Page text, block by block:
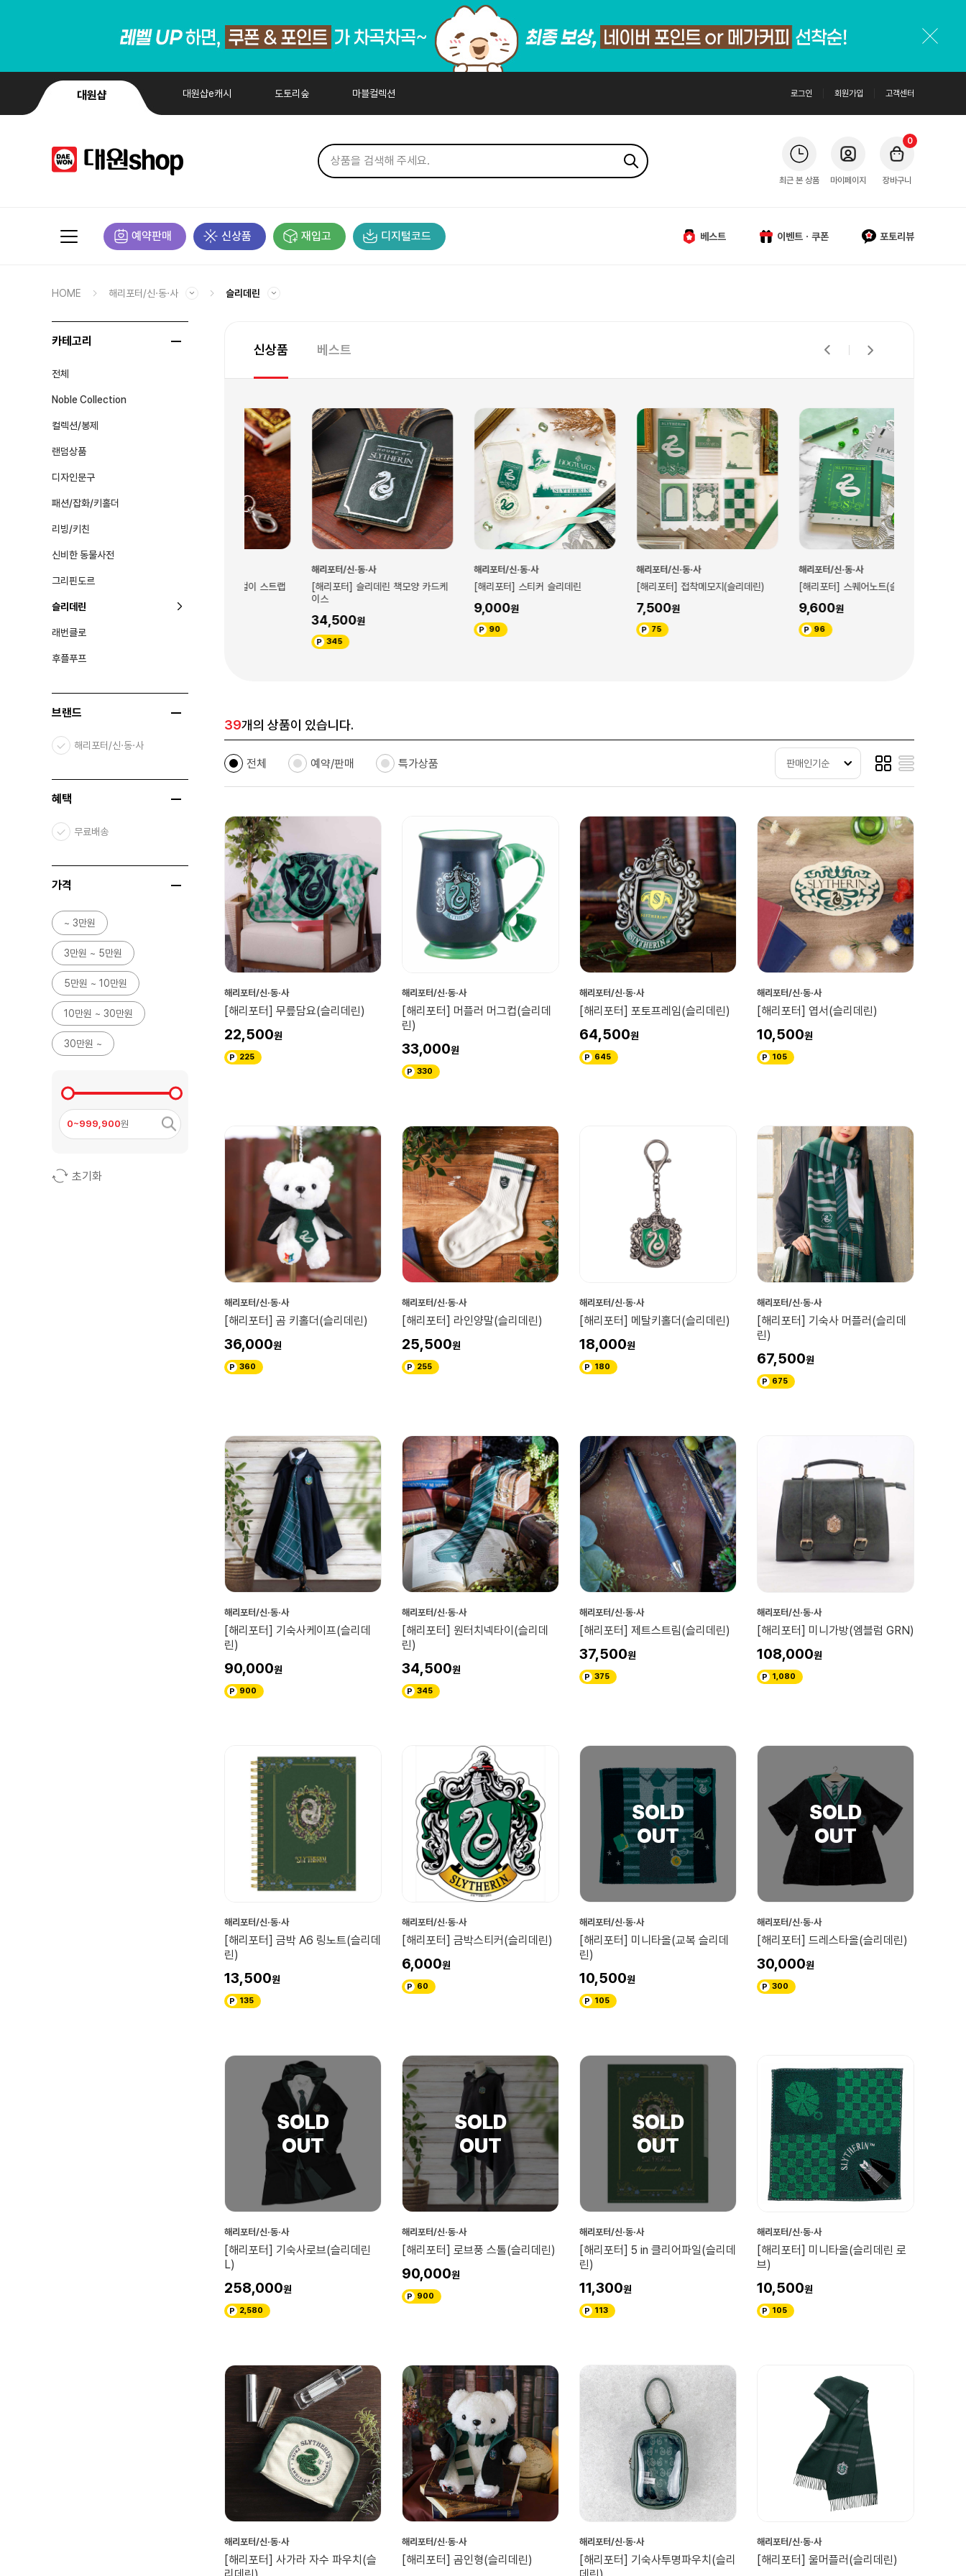
대원샵 대원샵e캐시 도토리숲 마블컬렉션 로그인 회원가입 고객센터
최근 본 상품 마이페이지 장바구니
0
예약판매 신상품 재입고 디지털코드 베스트 이벤트ㆍ쿠폰 포토리뷰
HOME 해리포터/신·동·사 슬리데린
카테고리
전체
Noble Collection
컬렉션/봉제
랜덤상품
디자인문구
패션/잡화/키홀더
리빙/키친
신비한 동물사전
그리핀도르
슬리데린
래번클로
후플푸프
브랜드
해리포터/신·동·사
혜택
무료배송
가격
~ 3만원
3만원 ~ 5만원
5만원 ~ 10만원
10만원 ~ 30만원
30만원 ~
0~999,900원
초기화
신상품 베스트
[해리포터] 슬리데린 목걸이 스트랩
해리포터/신·동·사
[해리포터] 슬리데린 책모양 카드케
해리포터/신·동·사
[해리포터] 스티커 슬리데린
해리포터/신·동·사
[해리포터] 접착메모지(슬리데린)
해리포터/신·동·사
[해리포터] 스퀘어노트(슬리데린)
39개의 상품이 있습니다.
전체 예약/판매 특가상품 판매인기순
해리포터/신·동·사
[해리포터] 무릎담요(슬리데린)
22,500
225
해리포터/신·동·사
[해리포터] 머플러 머그컵(슬리데
린)
33,000
330
해리포터/신·동·사
[해리포터] 포토프레임(슬리데린)
64,500
645
해리포터/신·동·사
[해리포터] 엽서(슬리데린)
10,500
105
해리포터/신·동·사
[해리포터] 곰 키홀더(슬리데린)
36,000
360
해리포터/신·동·사
[해리포터] 라인양말(슬리데린)
25,500
255
해리포터/신·동·사
[해리포터] 메탈키홀더(슬리데린)
18,000
180
해리포터/신·동·사
[해리포터] 기숙사 머플러(슬리데
린)
67,500
675
해리포터/신·동·사
[해리포터] 기숙사케이프(슬리데
린)
90,000
900
해리포터/신·동·사
[해리포터] 원터치넥타이(슬리데
린)
34,500
345
해리포터/신·동·사
[해리포터] 제트스트림(슬리데린)
37,500
375
해리포터/신·동·사
[해리포터] 미니가방(엠블럼 GRN)
108,000
1,080
해리포터/신·동·사
[해리포터] 금박 A6 링노트(슬리데
린)
13,500
135
해리포터/신·동·사
[해리포터] 금박스티커(슬리데린)
6,000
60
해리포터/신·동·사
[해리포터] 미니타올(교복 슬리데
린)
10,500
105
해리포터/신·동·사
[해리포터] 드레스타올(슬리데린)
30,000
300
해리포터/신·동·사
[해리포터] 기숙사로브(슬리데린
L)
258,000
2,580
해리포터/신·동·사
[해리포터] 로브풍 스톨(슬리데린)
90,000
900
해리포터/신·동·사
[해리포터] 5 in 클리어파일(슬리데
린)
11,300
113
해리포터/신·동·사
[해리포터] 미니타올(슬리데린 로
브)
10,500
105
해리포터/신·동·사
[해리포터] 사가라 자수 파우치(슬
해리포터/신·동·사
[해리포터] 곰인형(슬리데린)
해리포터/신·동·사
[해리포터] 기숙사투명파우치(슬리
해리포터/신·동·사
[해리포터] 울머플러(슬리데린)